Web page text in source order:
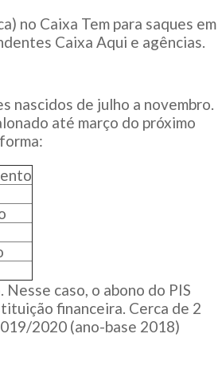
no Caixa Tem para saques em
Caixa Aqui e agências.
nascidos de julho a novembro.
até março do próximo
caso, o abono do PIS
financeira. Cerca de 2
2020 (ano-base 2018)